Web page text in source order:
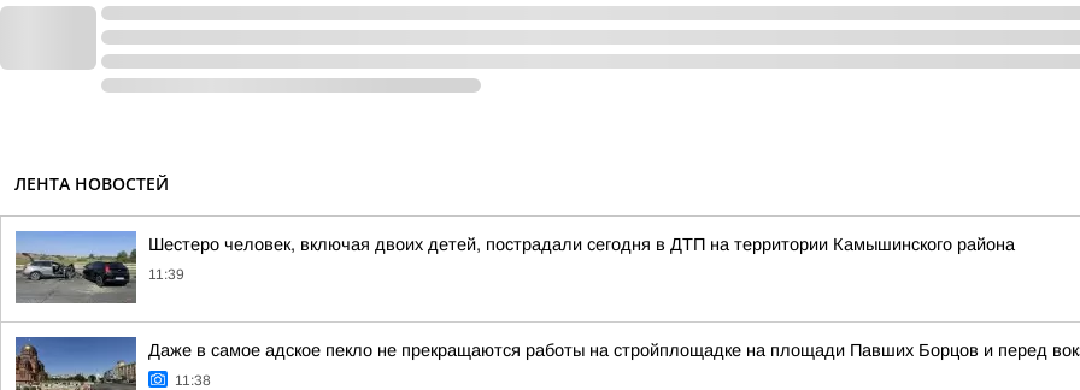
ЛЕНТА НОВОСТЕЙ
Шестеро человек, включая двоих детей, пострадали сегодня в ДТП на территории Камышинского района
11:39
Даже в самое адское пекло не прекращаются работы на стройплощадке на площади Павших Борцов и перед
11:38